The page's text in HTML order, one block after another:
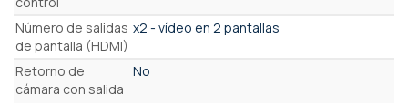
Número de salidas
de pantalla (HDMI)
x2 - vídeo en 2 pantallas
Retorno de
cámara con salida
No